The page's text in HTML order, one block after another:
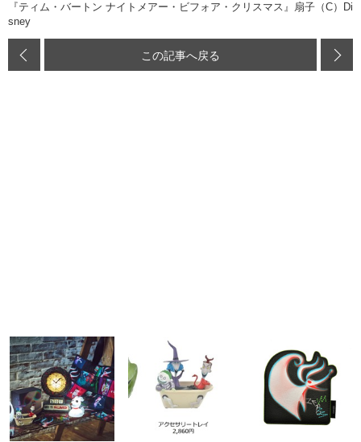
『ティム・バートン ナイトメアー・ビフォア・クリスマス』扇子（C）Di
sney
この記事へ戻る